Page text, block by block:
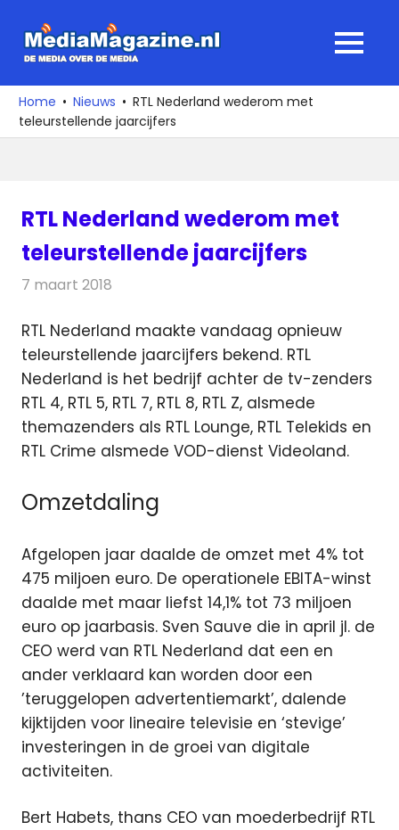
naar
media
over
de
MENU
Home Nieuws
RTL Nederland wederom met
teleurstellende jaarcijfers
RTL Nederland wederom met
teleurstellende jaarcijfers
7 maart 2018
RTL Nederland maakte vandaag opnieuw
teleurstellende jaarcijfers bekend. RTL
Nederland is het bedrijf achter de tv-zenders
RTL 4, RTL 5, RTL 7, RTL 8, RTL Z, alsmede
themazenders als RTL Lounge, RTL Telekids en
RTL Crime alsmede VOD-dienst Videoland.
Omzetdaling
Afgelopen jaar daalde de omzet met 4% tot
475 miljoen euro. De operationele EBITA-winst
daalde met maar liefst 14,1% tot 73 miljoen
euro op jaarbasis. Sven Sauve die in april jl. de
CEO werd van RTL Nederland dat een en
ander verklaard kan worden door een
’teruggelopen advertentiemarkt’, dalende
kijktijden voor lineaire televisie en ‘stevige’
investeringen in de groei van digitale
activiteiten.
Bert Habets, thans CEO van moederbedrijf RTL